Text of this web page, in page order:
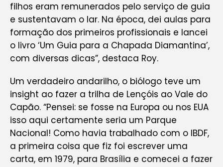
filhos eram remunerados pelo serviço de guia
e sustentavam o lar. Na época, dei aulas para
formação dos primeiros profissionais e lancei
o livro ‘Um Guia para a Chapada Diamantina’,
com diversas dicas”, destaca Roy.
Um verdadeiro andarilho, o biólogo teve um
insight ao fazer a trilha de Lençóis ao Vale do
Capão. “Pensei: se fosse na Europa ou nos EUA
isso aqui certamente seria um Parque
Nacional! Como havia trabalhado com o IBDF,
a primeira coisa que fiz foi escrever uma
carta, em 1979, para Brasília e comecei a fazer